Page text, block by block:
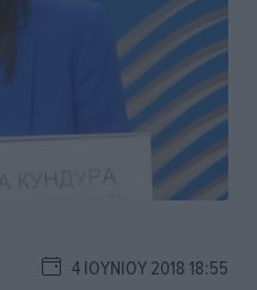
4 ΙΟΥΝΊΟΥ 2018 18:55